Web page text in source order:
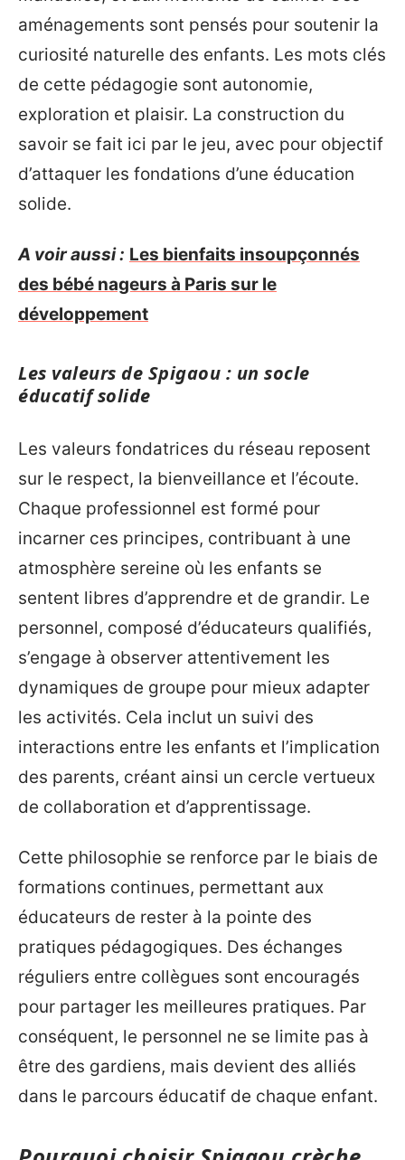
aménagements sont pensés pour soutenir la
curiosité naturelle des enfants. Les mots clés
de cette pédagogie sont autonomie,
exploration et plaisir. La construction du
savoir se fait ici par le jeu, avec pour objectif
d’attaquer les fondations d’une éducation
solide.
A voir aussi : Les bienfaits insoupçonnés
des bébé nageurs à Paris sur le
développement
Les valeurs de Spigaou : un socle
éducatif solide
Les valeurs fondatrices du réseau reposent
sur le respect, la bienveillance et l’écoute.
Chaque professionnel est formé pour
incarner ces principes, contribuant à une
atmosphère sereine où les enfants se
sentent libres d’apprendre et de grandir. Le
personnel, composé d’éducateurs qualifiés,
s’engage à observer attentivement les
dynamiques de groupe pour mieux adapter
les activités. Cela inclut un suivi des
interactions entre les enfants et l’implication
des parents, créant ainsi un cercle vertueux
de collaboration et d’apprentissage.
Cette philosophie se renforce par le biais de
formations continues, permettant aux
éducateurs de rester à la pointe des
pratiques pédagogiques. Des échanges
réguliers entre collègues sont encouragés
pour partager les meilleures pratiques. Par
conséquent, le personnel ne se limite pas à
être des gardiens, mais devient des alliés
dans le parcours éducatif de chaque enfant.